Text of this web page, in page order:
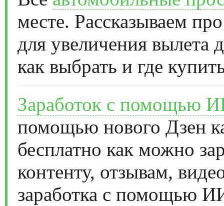
месте. Рассказываем
для увеличения вылета
как выбрать и где
Заработок с помощью
помощью нового Дзен
бесплатно как можно
контенту, отзывам,
заработка с помощью